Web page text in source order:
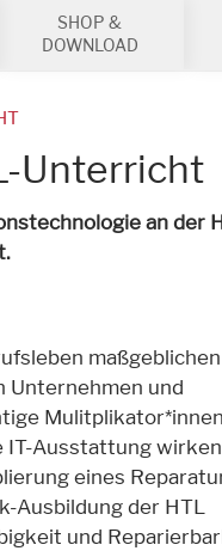
SHOP &
DOWNLOAD
Unterricht
an der
maßgeblichen
Unternehmen und
IT-Ausstattung
eines
Ausbildung der HTL
und